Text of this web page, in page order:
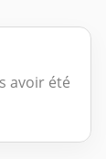
avoir été